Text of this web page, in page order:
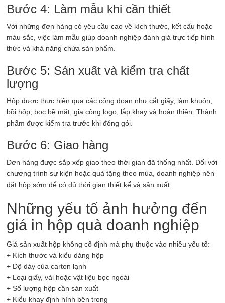
Bước 4: Làm mẫu khi cần thiết
Với những đơn hàng có yêu cầu cao về kích thước, kết cấu hoặc
màu sắc, việc làm mẫu giúp doanh nghiệp đánh giá trực tiếp hình
thức và khả năng chứa sản phẩm.
Bước 5: Sản xuất và kiểm tra chất
lượng
Hộp được thực hiện qua các công đoạn như cắt giấy, làm khuôn,
bồi hộp, bọc bề mặt, gia công logo, lắp khay và hoàn thiện. Thành
phẩm được kiểm tra trước khi đóng gói.
Bước 6: Giao hàng
Đơn hàng được sắp xếp giao theo thời gian đã thống nhất. Đối với
chương trình sự kiện hoặc quà tặng theo mùa, doanh nghiệp nên
đặt hộp sớm để có đủ thời gian thiết kế và sản xuất.
Những yếu tố ảnh hưởng đến
giá in hộp quà doanh nghiệp
Giá sản xuất hộp không cố định mà phụ thuộc vào nhiều yếu tố:
+ Kích thước và kiểu dáng hộp
+ Độ dày của carton lạnh
+ Loại giấy, vải hoặc vật liệu bọc ngoài
+ Số lượng hộp cần sản xuất
+ Kiểu khay định hình bên trong